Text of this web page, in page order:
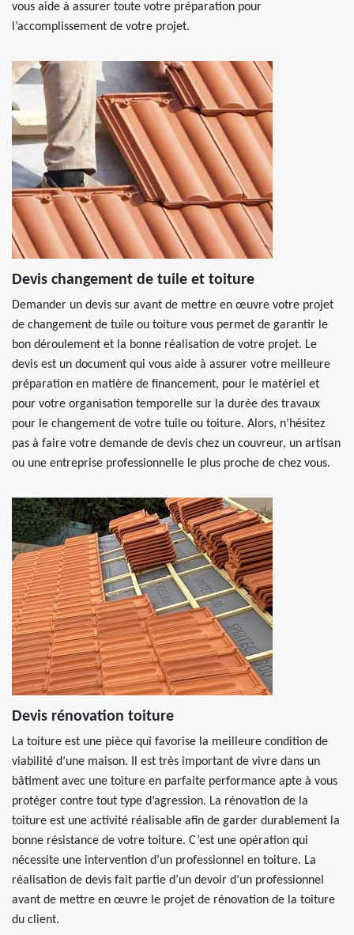
vous aide à assurer toute votre préparation pour
l’accomplissement de votre projet.
Devis changement de tuile et toiture
Demander un devis sur avant de mettre en œuvre votre projet
de changement de tuile ou toiture vous permet de garantir le
bon déroulement et la bonne réalisation de votre projet. Le
devis est un document qui vous aide à assurer votre meilleure
préparation en matière de financement, pour le matériel et
pour votre organisation temporelle sur la durée des travaux
pour le changement de votre tuile ou toiture. Alors, n’hésitez
pas à faire votre demande de devis chez un couvreur, un artisan
ou une entreprise professionnelle le plus proche de chez vous.
Devis rénovation toiture
La toiture est une pièce qui favorise la meilleure condition de
viabilité d’une maison. Il est très important de vivre dans un
bâtiment avec une toiture en parfaite performance apte à vous
protéger contre tout type d’agression. La rénovation de la
toiture est une activité réalisable afin de garder durablement la
bonne résistance de votre toiture. C’est une opération qui
nécessite une intervention d’un professionnel en toiture. La
réalisation de devis fait partie d’un devoir d’un professionnel
avant de mettre en œuvre le projet de rénovation de la toiture
du client.